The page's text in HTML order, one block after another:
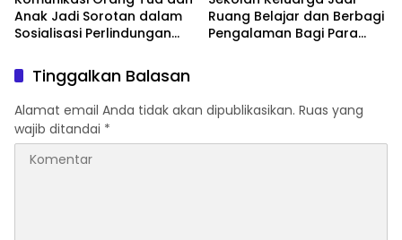
Anak Jadi Sorotan dalam
Sosialisasi Perlindungan
Ruang Belajar dan Berbagi
Pengalaman Bagi Para
Tinggalkan Balasan
Alamat email Anda tidak akan dipublikasikan. Ruas yang
wajib ditandai *